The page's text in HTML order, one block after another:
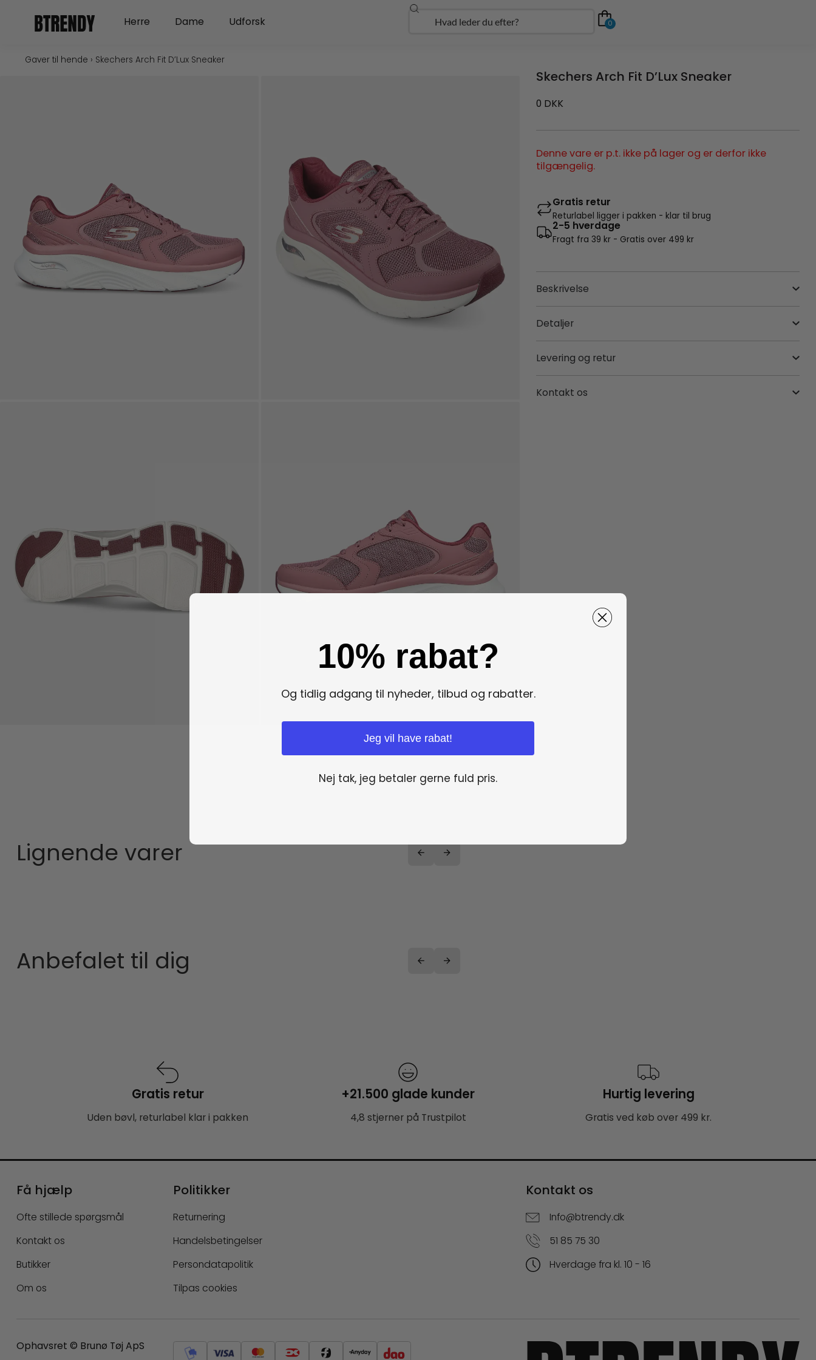
Herre Open Herre
Dame Open Dame
Udforsk Søg 0
Gaver til hende › Skechers Arch Fit D’Lux Sneaker
Skechers Arch Fit D’Lux Sneaker
0 DKK
Denne vare er p.t. ikke på lager og er derfor ikke
tilgængelig.
Gratis retur
Returlabel ligger i pakken - klar til brug
2-5 hverdage
Fragt fra 39 kr - Gratis over 499 kr
Beskrivelse
Detaljer
Levering og retur
Kontakt os
Lignende varer
Anbefalet til dig
Gratis retur
Uden bøvl, returlabel klar i pakken
+21.500 glade kunder
4,8 stjerner på Trustpilot
Hurtig levering
Gratis ved køb over 499 kr.
Få hjælp
Ofte stillede spørgsmål
Kontakt os
Butikker
Om os
Politikker
Returnering
Handelsbetingelser
Persondatapolitik
Tilpas cookies
Kontakt os
Info@btrendy.dk
51 85 75 30
Hverdage fra kl. 10 - 16
Ophavsret © Brunø Tøj ApS
10% rabat?
Og tidlig adgang til nyheder, tilbud og rabatter.
Jeg vil have rabat!
Nej tak, jeg betaler gerne fuld pris.